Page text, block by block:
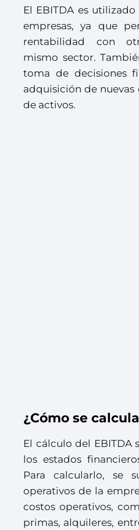
El EBITDA es
empresas, ya que
rentabilidad con
mismo sector.
toma de decisiones
adquisición de nuevas
de activos.
¿Cómo se
El cálculo del EBITDA
los estados
Para calcularlo, se
operativos de la
costos operativos,
primas, alquileres,